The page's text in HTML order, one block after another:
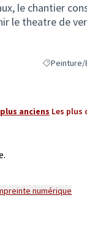
le chantier
le theatre de
Filtrer les
Peinture/
anciens Les plus
numérique